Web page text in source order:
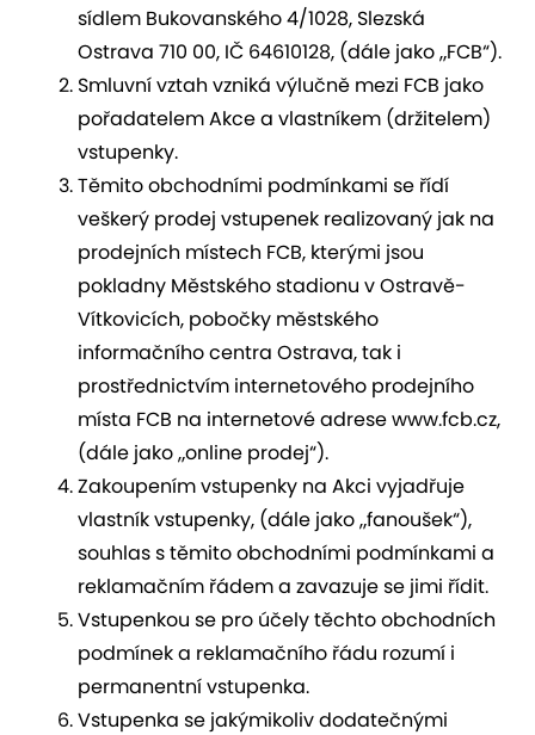
sídlem Bukovanského 4/1028, Slezská
Ostrava 710 00, IČ 64610128, (dále jako „FCB“).
Smluvní vztah vzniká výlučně mezi FCB jako
pořadatelem Akce a vlastníkem (držitelem)
vstupenky.
Těmito obchodními podmínkami se řídí
veškerý prodej vstupenek realizovaný jak na
prodejních místech FCB, kterými jsou
pokladny Městského stadionu v Ostravě-
Vítkovicích, pobočky městského
informačního centra Ostrava, tak i
prostřednictvím internetového prodejního
místa FCB na internetové adrese www.fcb.cz,
(dále jako „online prodej“).
Zakoupením vstupenky na Akci vyjadřuje
vlastník vstupenky, (dále jako „fanoušek“),
souhlas s těmito obchodními podmínkami a
reklamačním řádem a zavazuje se jimi řídit.
Vstupenkou se pro účely těchto obchodních
podmínek a reklamačního řádu rozumí i
permanentní vstupenka.
Vstupenka se jakýmikoliv dodatečnými